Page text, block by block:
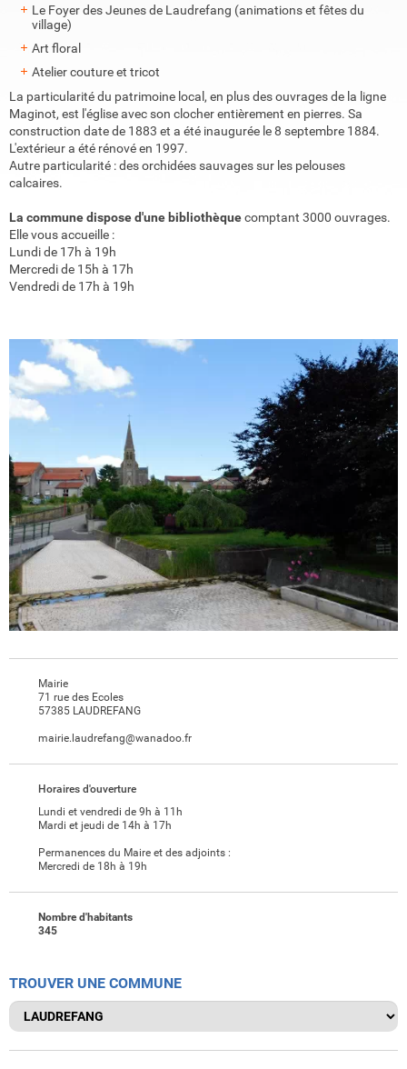
Le Foyer des Jeunes de Laudrefang (animations et fêtes du
village)
Art floral
Atelier couture et tricot
La particularité du patrimoine local, en plus des ouvrages de la ligne
Maginot, est l'église avec son clocher entièrement en pierres. Sa
construction date de 1883 et a été inaugurée le 8 septembre 1884.
L'extérieur a été rénové en 1997.
Autre particularité : des orchidées sauvages sur les pelouses
calcaires.
La commune dispose d'une bibliothèquecomptant 3000 ouvrages.
Elle vous accueille :
Lundi de 17h à 19h
Mercredi de 15h à 17h
Vendredi de 17h à 19h
Mairie
71 rue des Ecoles
57385 LAUDREFANG
mairie.laudrefang@wanadoo.fr
Horaires d'ouverture
Lundi et vendredi de 9h à 11h
Mardi et jeudi de 14h à 17h
Permanences du Maire et des adjoints :
Mercredi de 18h à 19h
Nombre d'habitants
345
TROUVER UNE COMMUNE